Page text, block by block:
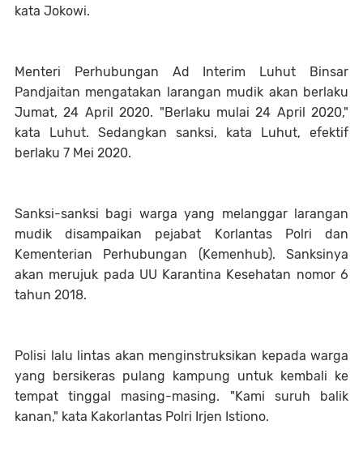
kata Jokowi.
Menteri Perhubungan Ad Interim Luhut Binsar
Pandjaitan mengatakan larangan mudik akan berlaku
Jumat, 24 April 2020. "Berlaku mulai 24 April 2020,"
kata Luhut. Sedangkan sanksi, kata Luhut, efektif
berlaku 7 Mei 2020.
Sanksi-sanksi bagi warga yang melanggar larangan
mudik disampaikan pejabat Korlantas Polri dan
Kementerian Perhubungan (Kemenhub). Sanksinya
akan merujuk pada UU Karantina Kesehatan nomor 6
tahun 2018.
Polisi lalu lintas akan menginstruksikan kepada warga
yang bersikeras pulang kampung untuk kembali ke
tempat tinggal masing-masing. "Kami suruh balik
kanan," kata Kakorlantas Polri Irjen Istiono.